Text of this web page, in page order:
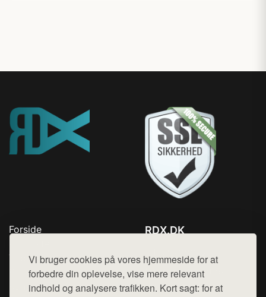
Vi bruger cookies på vores hjemmeside for at
forbedre din oplevelse, vise mere relevant
indhold og analysere trafikken. Kort sagt: for at
Forside
Top Rabatter
Blog
Kontakt
RDX.DK
Mail: hej@want.dk